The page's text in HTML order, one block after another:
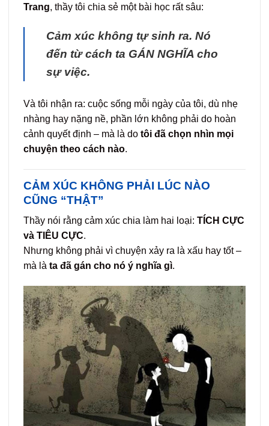
Trang, thầy tôi chia sẻ một bài học rất sâu:
Cảm xúc không tự sinh ra. Nó
đến từ cách ta GÁN NGHĨA cho
sự việc.
Và tôi nhận ra: cuộc sống mỗi ngày của tôi, dù nhẹ
nhàng hay nặng nề, phần lớn không phải do hoàn
cảnh quyết định – mà là do tôi đã chọn nhìn mọi
chuyện theo cách nào.
CẢM XÚC KHÔNG PHẢI LÚC NÀO
CŨNG “THẬT”
Thầy nói rằng cảm xúc chia làm hai loại: TÍCH CỰC
và TIÊU CỰC.
Nhưng không phải vì chuyện xảy ra là xấu hay tốt –
mà là ta đã gán cho nó ý nghĩa gì.